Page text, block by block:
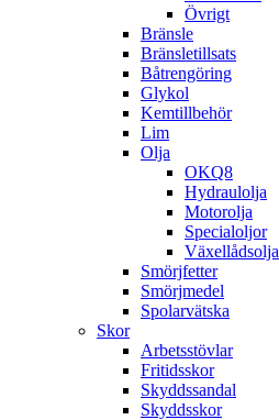
Övrigt
Bränsle
Bränsletillsats
Båtrengöring
Glykol
Kemtillbehör
Lim
Olja
OKQ8
Hydraulolja
Motorolja
Specialoljor
Växellådsolja
Smörjfetter
Smörjmedel
Spolarvätska
Skor
Arbetsstövlar
Fritidsskor
Skyddssandal
Skyddsskor